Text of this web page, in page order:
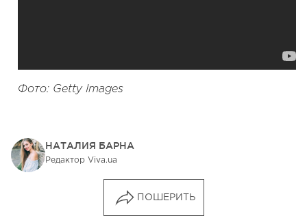
Фото: Getty Images
НАТАЛИЯ БАРНА
Редактор Viva.ua
ПОШЕРИТЬ